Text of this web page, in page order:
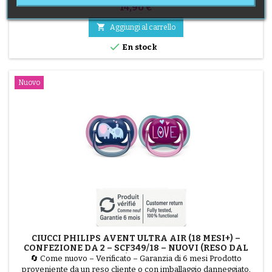
testato dai nostri tecnici e perfettamente funzionante. Regala un
cm). Dotato di una fodera in cotone al 100% e certificato Oeko-
Tex®, questo articolo è nuovo e non è mai...
Prezzo
14,90 €
 Aggiungi al carrello
 En stock
Nuovo
CIUCCI PHILIPS AVENT ULTRA AIR (18 MESI+) –
CONFEZIONE DA 2 – SCF349/18 – NUOVI (RESO DAL
CLIENTE) – BABYKIDS
🔄 Come nuovo – Verificato – Garanzia di 6 mesi Prodotto
proveniente da un reso cliente o con imballaggio danneggiato,